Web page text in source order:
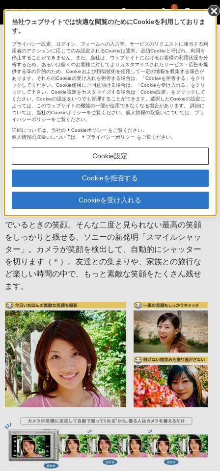
0
DSC-T70
デジタルスチルカメラ DSC-T70
商品の特長 | 新発明 スマイルシャッタ
ー
笑顔を見つけて、自動撮影。新発明「スマイル
シャッター」
嬉しくて、ついあふれてしまった笑顔や、心から楽しん
でいるときの笑顔。そんな二度と見られない最高の笑顔
をしっかりと残せる、ソニーの新発明「スマイルシャッ
ター」。カメラが笑顔を検出して、自動的にシャッター
を切ります（＊）。友達との集まりや、家族との旅行な
ど楽しい時間の中で、もっと素敵な笑顔をたくさん残せ
ます。
当社ウェブサイトでは快適な閲覧のためにCookieを利用しておりま
す。
プライバシー設定、ログイン、フォームへの入力等、サービスのリクエストに相当する利
用者のアクションに応じてのみ設定されるCookieは通常、必須Cookieと呼ばれ、利用を
停止することができません。また、当社は、ウェブサイトにおけるお客様の利用状況を分
析するため、あるいは個々のお客様に対してよりカスタマイズされたサービス・広告を提
供する等の目的のため、Cookieおよび類似技術を使用して一定の情報を収集する場合が
あります。それらのCookieの受け入れを拒否する場合は、「Cookieを拒否する」をクリ
ックしてください。Cookie使用にご同意頂ける場合は、「Cookieを受け入れる」をクリ
ックして下さい。Cookie設定をカスタマイズする場合は「Cookie設定」をクリックして
ください。Cookieの設定をいつでも管理することができます。選択したCookieの設定に
よっては、このウェブサイトの機能の一部が使用できなくなる場合があります。 詳細に
ついては、当社のCookieポリシーをご覧ください。個人情報の取扱いについては、プラ
イバシーポリシーをご覧ください。
詳細については、当社の
Cookieポリシー をご覧ください。
個人情報の取扱いについては、
プライバシーポリシー をご覧ください。
Cookie設定
Cookieを拒否する
Cookieを受け入れる